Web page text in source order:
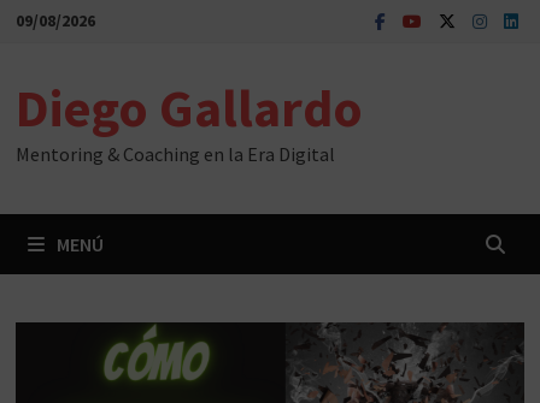
Saltar
09/08/2026
Diego Gallardo
Mentoring & Coaching en la Era Digital
MENÚ